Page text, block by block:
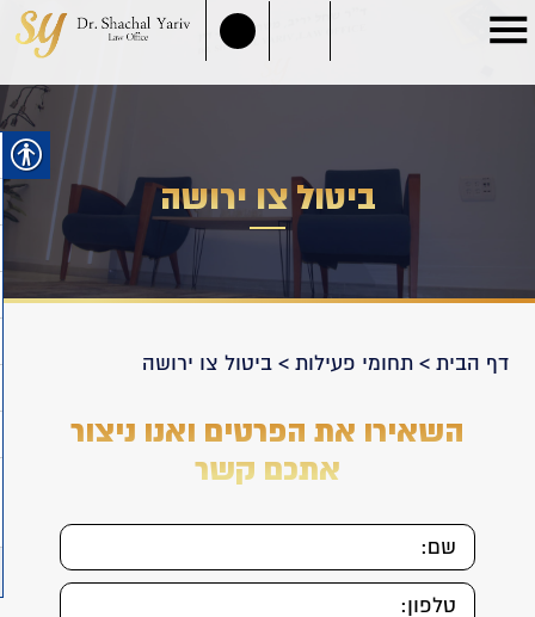
ביטול צו ירושה
דף הבית >תחומי פעילות >ביטול צו ירושה
השאירו את הפרטים ואנו ניצור
אתכם קשר